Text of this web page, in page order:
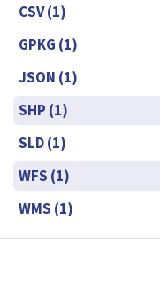
CSV (1)
GPKG (1)
JSON (1)
SHP (1)
SLD (1)
WFS (1)
WMS (1)